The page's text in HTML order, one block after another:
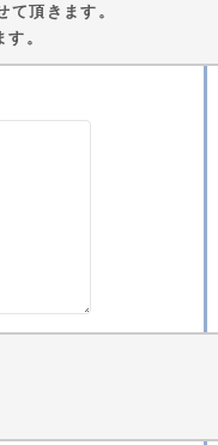
頂きます。
。